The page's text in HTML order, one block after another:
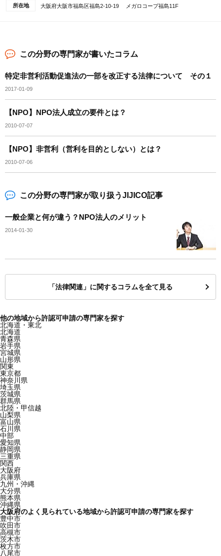
所在地 大阪府大阪市福島区福島2-10-19 メガロコープ福島11F
この分野の専門家が書いたコラム
特定非営利活動促進法の一部を改正する法律について その１
2017-01-09
【NPO】NPO法人成立の要件とは？
2010-07-07
【NPO】非営利（営利を目的としない）とは？
2010-07-06
この分野の専門家が取り扱うJIJICO記事
一般企業と何が違う？NPO法人のメリット
2014-01-30
「法律関連」に関するコラムを全て見る
他の地域から許認可申請の専門家を探す
北海道・東北
北海道
青森県
岩手県
宮城県
山形県
関東
東京都
神奈川県
埼玉県
茨城県
群馬県
北陸・甲信越
山梨県
富山県
石川県
中部
愛知県
静岡県
三重県
関西
大阪府
兵庫県
九州・沖縄
大分県
熊本県
沖縄県
大阪府のよく見られている地域から許認可申請の専門家を探す
豊中市
吹田市
高槻市
茨木市
枚方市
八尾市